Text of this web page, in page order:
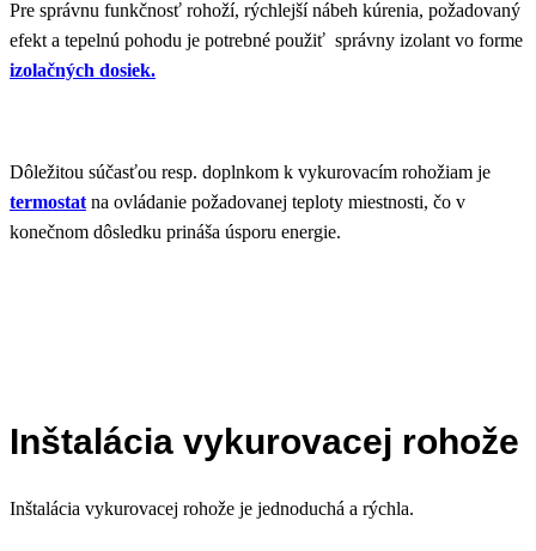
Pre správnu funkčnosť rohoží, rýchlejší nábeh kúrenia, požadovaný
efekt a tepelnú pohodu je potrebné použiť správny izolant vo forme
izolačných dosiek.
Dôležitou súčasťou resp. doplnkom k vykurovacím rohožiam je
termostat na ovládanie požadovanej teploty miestnosti, čo v
konečnom dôsledku prináša úsporu energie.
Inštalácia vykurovacej rohože
Inštalácia vykurovacej rohože je jednoduchá a rýchla.